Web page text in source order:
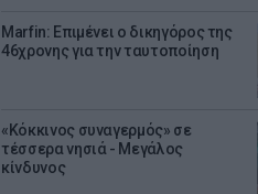
Marfin: Επιμένει ο δικηγόρος της
46χρονης για την ταυτοποίηση
«Κόκκινος συναγερμός» σε
τέσσερα νησιά - Μεγάλος
κίνδυνος